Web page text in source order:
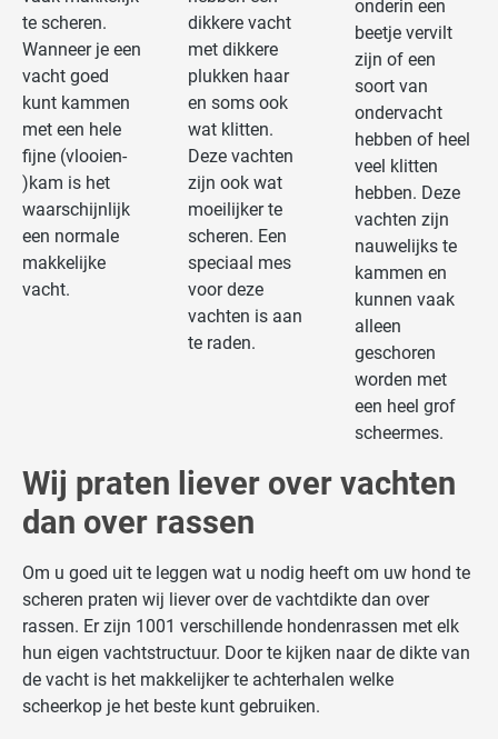
te scheren.
Wanneer je een
vacht goed
kunt kammen
met een hele
fijne (vlooien-
)kam is het
waarschijnlijk
een normale
makkelijke
vacht.
dikkere vacht
met dikkere
plukken haar
en soms ook
wat klitten.
Deze vachten
zijn ook wat
moeilijker te
scheren. Een
speciaal mes
voor deze
vachten is aan
te raden.
onderin een
beetje vervilt
zijn of een
soort van
ondervacht
hebben of heel
veel klitten
hebben. Deze
vachten zijn
nauwelijks te
kammen en
kunnen vaak
alleen
geschoren
worden met
een heel grof
scheermes.
Wij praten liever over vachten
dan over rassen
Om u goed uit te leggen wat u nodig heeft om uw hond te
scheren praten wij liever over de vachtdikte dan over
rassen. Er zijn 1001 verschillende hondenrassen met elk
hun eigen vachtstructuur. Door te kijken naar de dikte van
de vacht is het makkelijker te achterhalen welke
scheerkop je het beste kunt gebruiken.